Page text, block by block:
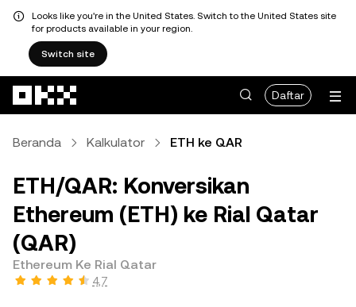
Looks like you're in the United States. Switch to the United States site
for products available in your region.
Switch site
Daftar
Beranda Kalkulator ETH ke QAR
ETH/QAR: Konversikan
Ethereum (ETH) ke Rial Qatar
(QAR)
Ethereum Ke Rial Qatar
4,7